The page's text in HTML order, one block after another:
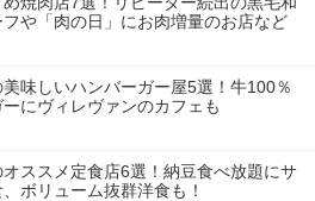
や「肉の日」にお肉増量のお店など
味しいハンバーガー屋5選！牛100％
にヴィレヴァンのカフェも
ススメ定食店6選！納豆食べ放題にサ
ボリューム抜群洋食も！